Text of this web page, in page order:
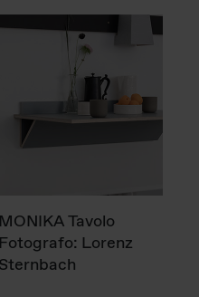
MONIKA Tavolo
Fotografo: Lorenz
Sternbach